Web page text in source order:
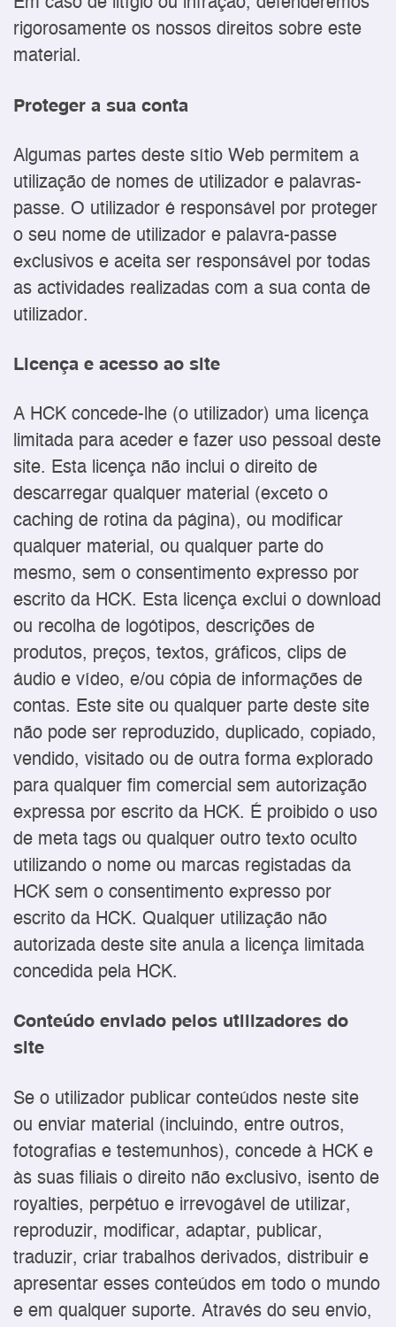
rigorosamente os nossos direitos sobre este
material.
Proteger a sua conta
Algumas partes deste sítio Web permitem a
utilização de nomes de utilizador e palavras-
passe. O utilizador é responsável por proteger
o seu nome de utilizador e palavra-passe
exclusivos e aceita ser responsável por todas
as actividades realizadas com a sua conta de
utilizador.
Licença e acesso ao site
A HCK concede-lhe (o utilizador) uma licença
limitada para aceder e fazer uso pessoal deste
site. Esta licença não inclui o direito de
descarregar qualquer material (exceto o
caching de rotina da página), ou modificar
qualquer material, ou qualquer parte do
mesmo, sem o consentimento expresso por
escrito da HCK. Esta licença exclui o download
ou recolha de logótipos, descrições de
produtos, preços, textos, gráficos, clips de
áudio e vídeo, e/ou cópia de informações de
contas. Este site ou qualquer parte deste site
não pode ser reproduzido, duplicado, copiado,
vendido, visitado ou de outra forma explorado
para qualquer fim comercial sem autorização
expressa por escrito da HCK. É proibido o uso
de meta tags ou qualquer outro texto oculto
utilizando o nome ou marcas registadas da
HCK sem o consentimento expresso por
escrito da HCK. Qualquer utilização não
autorizada deste site anula a licença limitada
concedida pela HCK.
Conteúdo enviado pelos utilizadores do
site
Se o utilizador publicar conteúdos neste site
ou enviar material (incluindo, entre outros,
fotografias e testemunhos), concede à HCK e
às suas filiais o direito não exclusivo, isento de
royalties, perpétuo e irrevogável de utilizar,
reproduzir, modificar, adaptar, publicar,
traduzir, criar trabalhos derivados, distribuir e
apresentar esses conteúdos em todo o mundo
e em qualquer suporte. Através do seu envio,